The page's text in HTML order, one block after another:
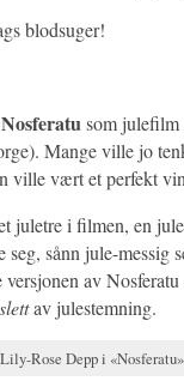
blodsuger!
Nosferatusom
Mange ville jo
ville vært et perfekt
juletre i filmen, en
seg, sånn jule-messig
av Nosferatu
av julestemning.
Lily-Rose Depp i